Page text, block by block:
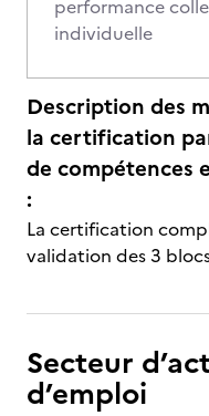
performance
individuelle
Description des
la certification
de compétences
:
La certification
validation des 3
Secteur
d’emploi